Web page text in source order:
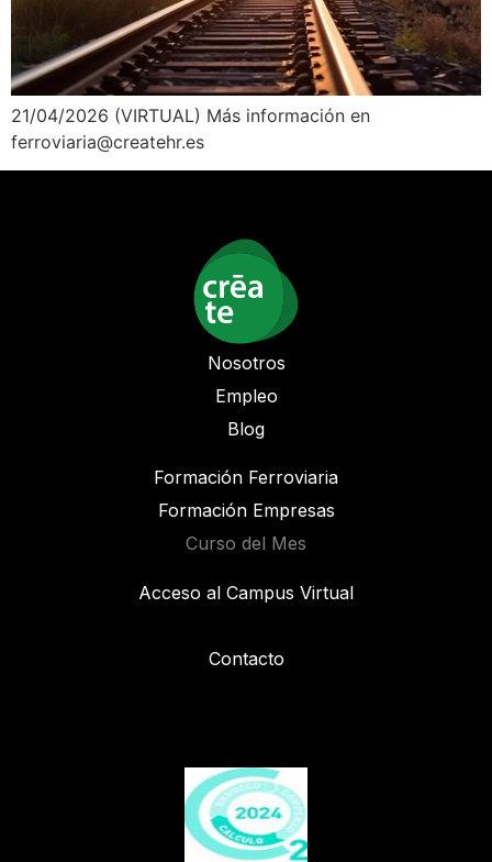
21/04/2026 (VIRTUAL) Más información en
ferroviaria@createhr.es
Nosotros
Empleo
Blog
Formación Ferroviaria
Formación Empresas
Curso del Mes
Acceso al Campus Virtual
Contacto